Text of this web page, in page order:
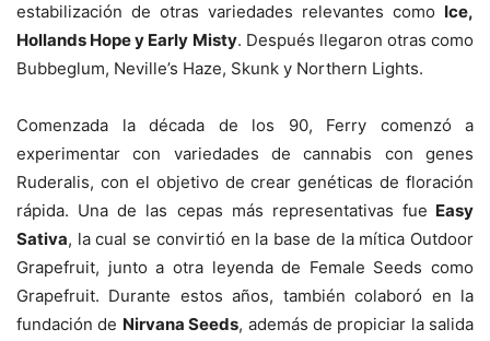
estabilización de otras variedades relevantes como Ice,
Hollands Hope y Early Misty. Después llegaron otras como
Bubbeglum, Neville’s Haze, Skunk y Northern Lights.
Comenzada la década de los 90, Ferry comenzó a
experimentar con variedades de cannabis con genes
Ruderalis, con el objetivo de crear genéticas de floración
rápida. Una de las cepas más representativas fue Easy
Sativa, la cual se convirtió en la base de la mítica Outdoor
Grapefruit, junto a otra leyenda de Female Seeds como
Grapefruit. Durante estos años, también colaboró en la
fundación de Nirvana Seeds, además de propiciar la salida